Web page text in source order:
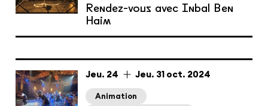
Rendez-vous avec Inbal Ben
Haim
du
jeudi
Jeu. 24 au
jeudi
Jeu. 31 octobre
oct. 2024
Animation